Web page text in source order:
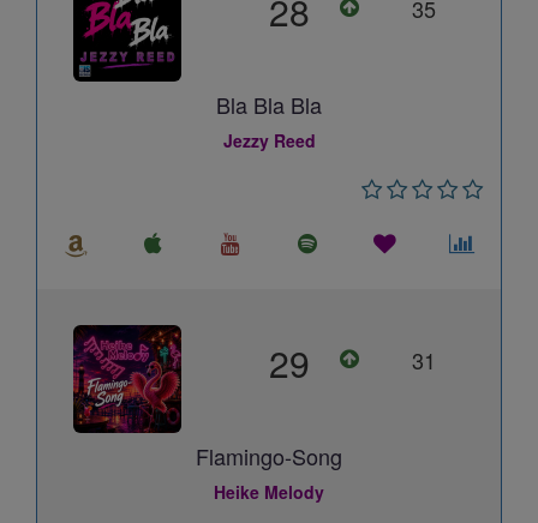
28 35
Bla Bla Bla
Jezzy Reed
29 31
Flamingo-Song
Heike Melody